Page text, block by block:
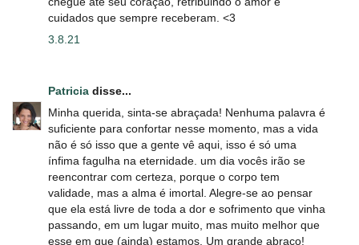
cuidados que sempre receberam. <3
3.8.21
Patricia disse...
Minha querida, sinta-se abraçada! Nenhuma palavra é
suficiente para confortar nesse momento, mas a vida
não é só isso que a gente vê aqui, isso é só uma
ínfima fagulha na eternidade. um dia vocês irão se
reencontrar com certeza, porque o corpo tem
validade, mas a alma é imortal. Alegre-se ao pensar
que ela está livre de toda a dor e sofrimento que vinha
passando, em um lugar muito, mas muito melhor que
esse em que (ainda) estamos. Um grande abraço!